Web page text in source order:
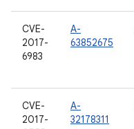
CVE-
2017-
6983
A-
63852675
CVE-
2017-
A-
32178311